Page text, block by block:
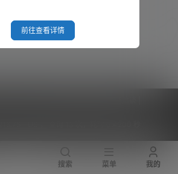
前往查看详情
搜索 菜单 我的